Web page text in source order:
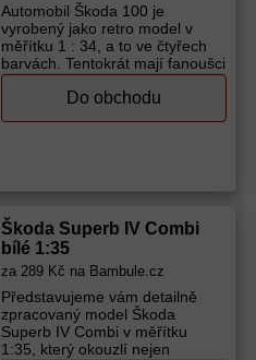
Automobil Škoda 100 je
vyrobený jako retro model v
měřítku 1 : 34, a to ve čtyřech
barvách. Tentokrát mají fanoušci
a sběratelé v nabídce červenou
variantu. Skladba a funkčnost:
věrná identická kola a nárazníky
Výrobce (značka):Dromader
Do obchodu
Škoda Superb IV Combi
bílé 1:35
za 289 Kč na Bambule.cz
Představujeme vám detailně
zpracovaný model Škoda
Superb IV Combi v měřítku
1:35, který okouzlí nejen